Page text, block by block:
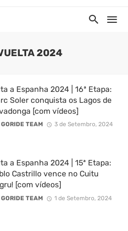
2024
a Espanha 2024 | 16ª Etapa:
Soler conquista os Lagos de
[com vídeos]
GORIDE TEAM 3 de Setembro, 2024
a Espanha 2024 | 15ª Etapa:
Castrillo vence no Cuitu
[com vídeos]
GORIDE TEAM 1 de Setembro, 2024